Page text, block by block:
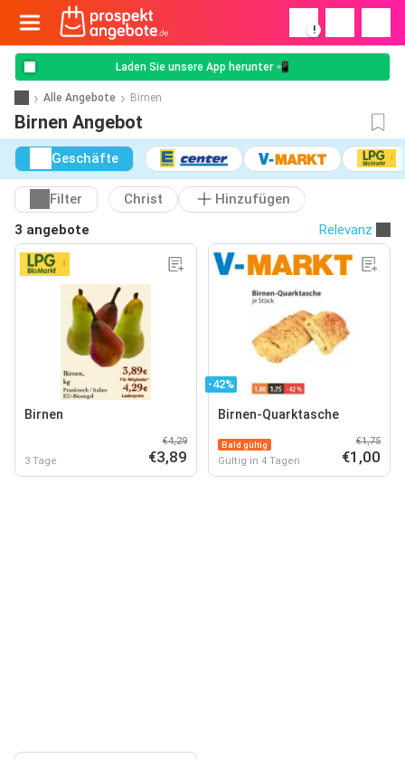
!
Laden Sie unsere App herunter 📲
Alle Angebote Birnen
Birnen Angebot
Geschäfte
Filter Christ
Hinzufügen
3 angebote
Relevanz
Birnen
3 Tage
€4,29
€3,89
-42%
Birnen-Quarktasche
Bald gültig
Gültig in 4 Tagen
€1,75
€1,00